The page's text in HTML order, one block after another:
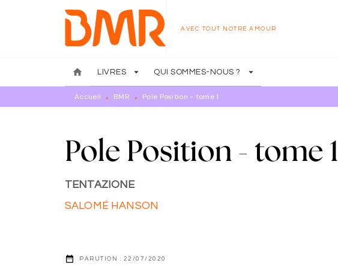
MENU RECHERCHE
AVEC TOUT NOTRE AMOUR
home LIVRES arrow_drop_down QUI SOMMES-NOUS ? arrow_drop_down
Accueil • BMR • Pole Position - tome 1
Pole Position - tome 1
TENTAZIONE
SALOMÉ HANSON
date_range PARUTION : 22/07/2020